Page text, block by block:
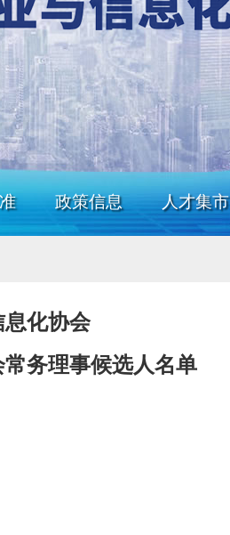
政策信息 人才集市
化协会
务理事候选人名单